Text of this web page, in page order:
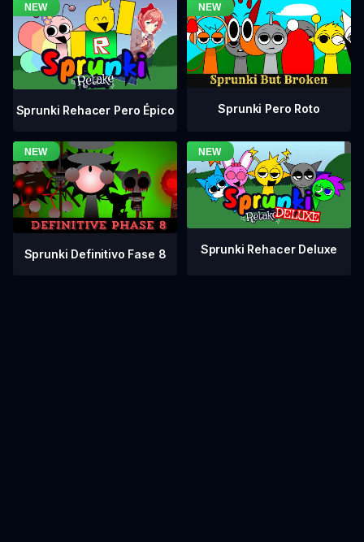
Sprunki Rehacer Pero Épico Sprunki Pero Roto
Sprunki Definitivo Fase 8 Sprunki Rehacer Deluxe